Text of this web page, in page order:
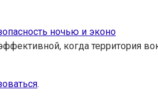
ночью и эконо
когда территория
.